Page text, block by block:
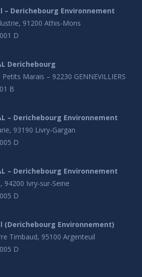
– Derichebourg Environnement
91200 Athis-Mons
D
Derichebourg
Marais – 92230 GENNEVILLIERS
B
– Derichebourg Environnement
93190 Livry-Gargan
D
– Derichebourg Environnement
94200 Ivry-sur-Seine
D
(Derichebourg Environnement)
Timbaud, 95100 Argenteuil
D